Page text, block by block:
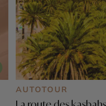
AUTOTOUR